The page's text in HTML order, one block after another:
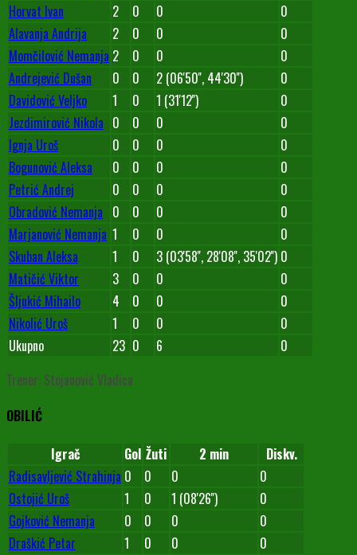
Horvat Ivan
2 0 0
0
Alavanja Andrija
2 0 0
0
Momčilović Nemanja 2 0 0
0
Andrejević Dušan
0 0 2 (06'50'', 44'30'')
0
Davidović Veljko
1 0 1 (31'12'')
0
Jezdimirović Nikola 0 0 0
0
Ignja Uroš
0 0 0
0
Bogunović Aleksa
0 0 0
0
Petrić Andrej
0 0 0
0
Obradović Nemanja 0 0 0
0
Marjanović Nemanja 1 0 0
0
Skuban Aleksa
1 0 3 (03'58'', 28'08'', 35'02'') 0
Matičić Viktor
3 0 0
0
Šljukić Mihailo
4 0 0
0
Nikolić Uroš
1 0 0
0
Ukupno
23 0 6
0
Trener: Stojanović Vladica
OBILIĆ
Igrač Gol Žuti 2 min
Diskv.
Radisavljević Strahinja 0 0 0
0
Ostojić Uroš
1 0 1 (08'26'')
0
Gojković Nemanja
0 0 0
0
Draškić Petar
1 0 0
0